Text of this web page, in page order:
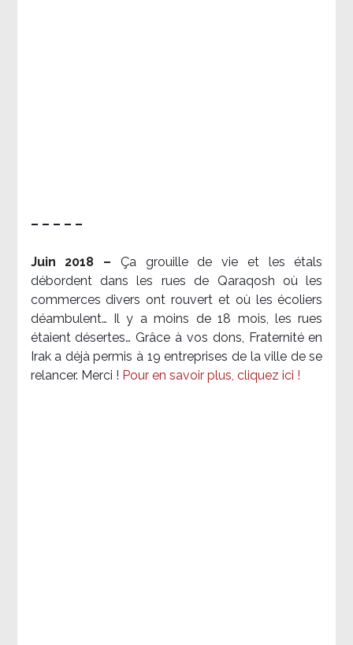
– – – – –
Juin 2018 – Ça grouille de vie et les étals
débordent dans les rues de Qaraqosh où les
commerces divers ont rouvert et où les écoliers
déambulent… Il y a moins de 18 mois, les rues
étaient désertes… Grâce à vos dons, Fraternité en
Irak a déjà permis à 19 entreprises de la ville de se
relancer. Merci ! Pour en savoir plus, cliquez ici !